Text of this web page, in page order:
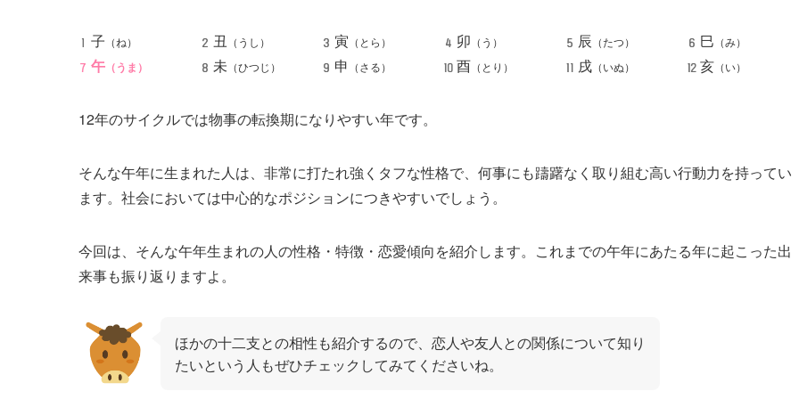
子 （ね） 丑 （うし） 寅 （とら） 卯 （う） 辰 （たつ） 巳 （み）
午 （うま） 未 （ひつじ） 申 （さる） 酉（とり） 戌 （いぬ） 亥 （い）
12年のサイクルでは物事の転換期になりやすい年です。
そんな午年に生まれた人は、非常に打たれ強くタフな性格で、何事にも躊躇なく取り組む高い行動力を持ってい
ます。社会においては中心的なポジションにつきやすいでしょう。
今回は、そんな午年生まれの人の性格・特徴・恋愛傾向を紹介します。これまでの午年にあたる年に起こった出
来事も振り返りますよ。
ほかの十二支との相性も紹介するので、恋人や友人との関係について知り
たいという人もぜひチェックしてみてくださいね。